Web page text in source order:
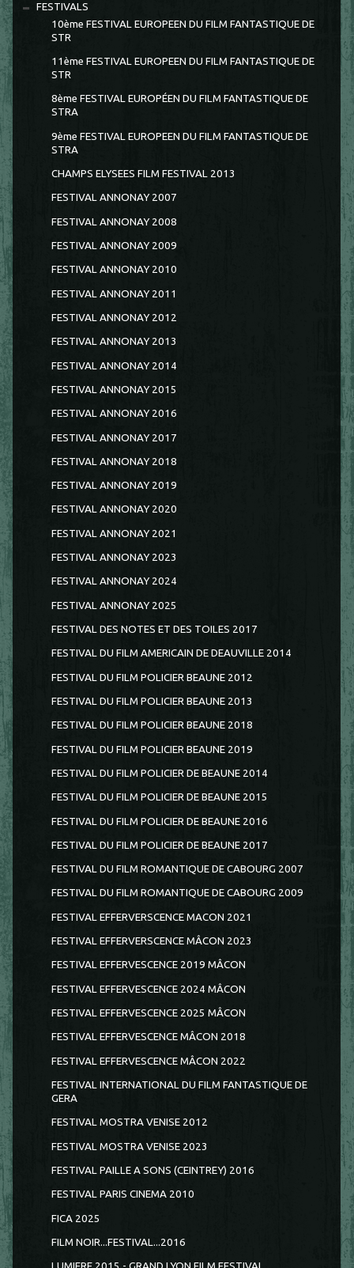
FESTIVALS
10ème FESTIVAL EUROPEEN DU FILM FANTASTIQUE DE
STR
11ème FESTIVAL EUROPEEN DU FILM FANTASTIQUE DE
STR
8ème FESTIVAL EUROPÉEN DU FILM FANTASTIQUE DE
STRA
9ème FESTIVAL EUROPEEN DU FILM FANTASTIQUE DE
STRA
CHAMPS ELYSEES FILM FESTIVAL 2013
FESTIVAL ANNONAY 2007
FESTIVAL ANNONAY 2008
FESTIVAL ANNONAY 2009
FESTIVAL ANNONAY 2010
FESTIVAL ANNONAY 2011
FESTIVAL ANNONAY 2012
FESTIVAL ANNONAY 2013
FESTIVAL ANNONAY 2014
FESTIVAL ANNONAY 2015
FESTIVAL ANNONAY 2016
FESTIVAL ANNONAY 2017
FESTIVAL ANNONAY 2018
FESTIVAL ANNONAY 2019
FESTIVAL ANNONAY 2020
FESTIVAL ANNONAY 2021
FESTIVAL ANNONAY 2023
FESTIVAL ANNONAY 2024
FESTIVAL ANNONAY 2025
FESTIVAL DES NOTES ET DES TOILES 2017
FESTIVAL DU FILM AMERICAIN DE DEAUVILLE 2014
FESTIVAL DU FILM POLICIER BEAUNE 2012
FESTIVAL DU FILM POLICIER BEAUNE 2013
FESTIVAL DU FILM POLICIER BEAUNE 2018
FESTIVAL DU FILM POLICIER BEAUNE 2019
FESTIVAL DU FILM POLICIER DE BEAUNE 2014
FESTIVAL DU FILM POLICIER DE BEAUNE 2015
FESTIVAL DU FILM POLICIER DE BEAUNE 2016
FESTIVAL DU FILM POLICIER DE BEAUNE 2017
FESTIVAL DU FILM ROMANTIQUE DE CABOURG 2007
FESTIVAL DU FILM ROMANTIQUE DE CABOURG 2009
FESTIVAL EFFERVERSCENCE MACON 2021
FESTIVAL EFFERVERSCENCE MÂCON 2023
FESTIVAL EFFERVESCENCE 2019 MÂCON
FESTIVAL EFFERVESCENCE 2024 MÂCON
FESTIVAL EFFERVESCENCE 2025 MÂCON
FESTIVAL EFFERVESCENCE MÂCON 2018
FESTIVAL EFFERVESCENCE MÂCON 2022
FESTIVAL INTERNATIONAL DU FILM FANTASTIQUE DE
GERA
FESTIVAL MOSTRA VENISE 2012
FESTIVAL MOSTRA VENISE 2023
FESTIVAL PAILLE A SONS (CEINTREY) 2016
FESTIVAL PARIS CINEMA 2010
FICA 2025
FILM NOIR...FESTIVAL...2016